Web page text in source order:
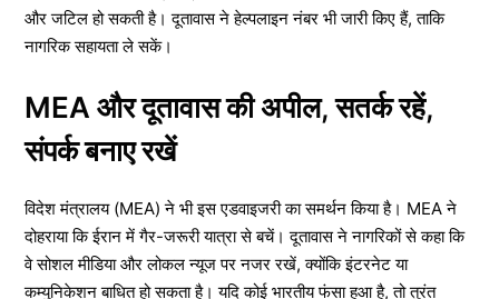
और जटिल हो सकती है। दूतावास ने हेल्पलाइन नंबर भी जारी किए हैं, ताकि
नागरिक सहायता ले सकें।
MEA और दूतावास की अपील, सतर्क रहें,
संपर्क बनाए रखें
विदेश मंत्रालय (MEA) ने भी इस एडवाइजरी का समर्थन किया है। MEA ने
दोहराया कि ईरान में गैर-जरूरी यात्रा से बचें। दूतावास ने नागरिकों से कहा कि
वे सोशल मीडिया और लोकल न्यूज पर नजर रखें, क्योंकि इंटरनेट या
कम्युनिकेशन बाधित हो सकता है। यदि कोई भारतीय फंसा हुआ है, तो तुरंत